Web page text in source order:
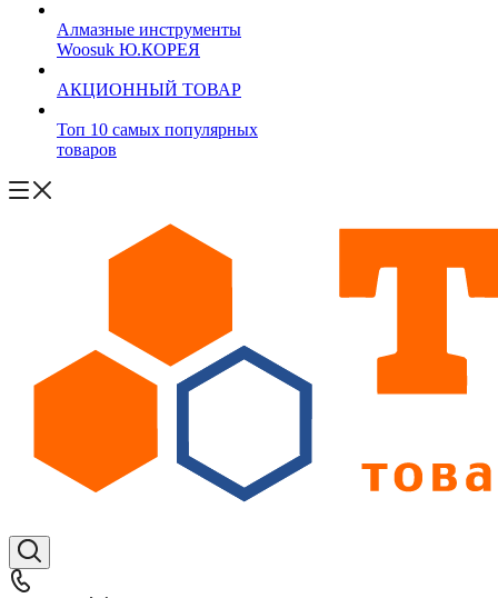
Алмазные инструменты
Woosuk Ю.КОРЕЯ
АКЦИОННЫЙ ТОВАР
Топ 10 самых популярных
товаров